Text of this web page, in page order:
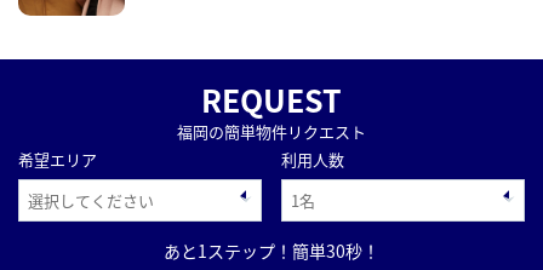
REQUEST
福岡の簡単物件リクエスト
希望エリア
利用人数
あと1ステップ！簡単30秒！